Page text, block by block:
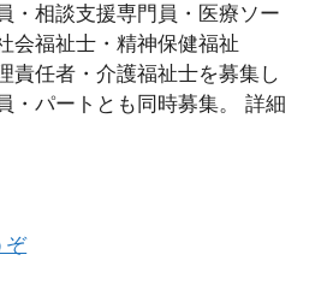
・相談支援専門員・医療ソー
会福祉士・精神保健福祉
責任者・介護福祉士を募集し
・パートとも同時募集。 詳細
ぞ